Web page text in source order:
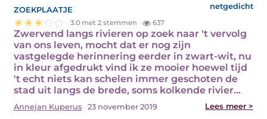
zoekplaatje netgedicht
3.0 met 2 stemmen 637
Zwervend langs rivieren op zoek naar 't vervolg
van ons leven, mocht dat er nog zijn
vastgelegde herinnering eerder in zwart-wit, nu
in kleur afgedrukt vind ik ze mooier hoewel tijd
't echt niets kan schelen immer geschoten de
stad uit langs de brede, soms kolkende rivier…
Annejan Kuperus 23 november 2019 Lees meer >